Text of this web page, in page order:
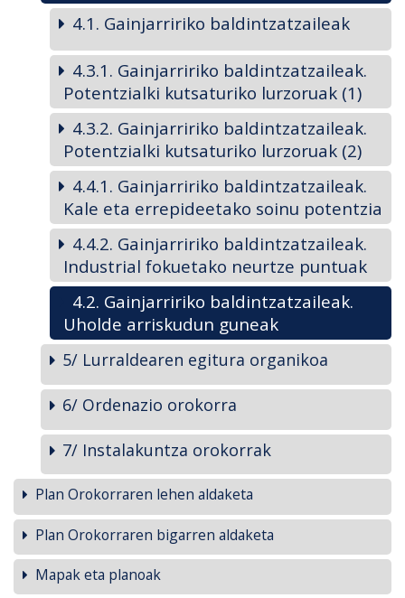
4.1. Gainjarririko baldintzatzaileak
4.3.1. Gainjarririko baldintzatzaileak.
Potentzialki kutsaturiko lurzoruak (1)
4.3.2. Gainjarririko baldintzatzaileak.
Potentzialki kutsaturiko lurzoruak (2)
4.4.1. Gainjarririko baldintzatzaileak.
Kale eta errepideetako soinu potentzia
4.4.2. Gainjarririko baldintzatzaileak.
Industrial fokuetako neurtze puntuak
4.2. Gainjarririko baldintzatzaileak.
Uholde arriskudun guneak
5/ Lurraldearen egitura organikoa
6/ Ordenazio orokorra
7/ Instalakuntza orokorrak
Plan Orokorraren lehen aldaketa
Plan Orokorraren bigarren aldaketa
Mapak eta planoak